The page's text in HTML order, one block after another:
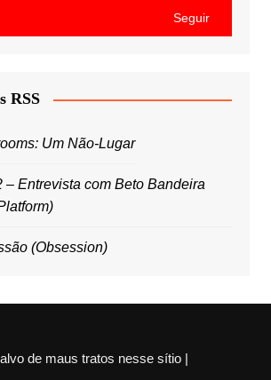
Seguir
RSS
Um Não-Lugar
– Entrevista com Beto Bandeira
(Obsession)
de maus tratos nesse sítio |